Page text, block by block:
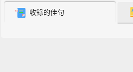
it's choosing colors for a design
收錄的佳句